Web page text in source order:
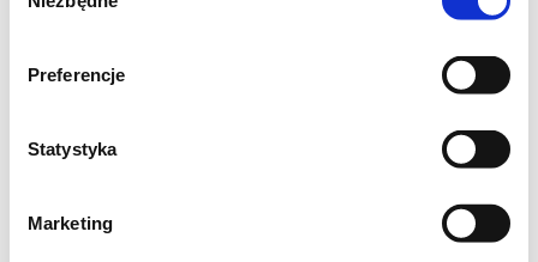
zgody
Preferencje
Statystyka
Marketing